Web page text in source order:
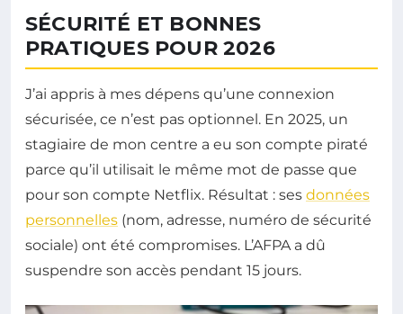
SÉCURITÉ ET BONNES
PRATIQUES POUR 2026
J’ai appris à mes dépens qu’une connexion
sécurisée, ce n’est pas optionnel. En 2025, un
stagiaire de mon centre a eu son compte piraté
parce qu’il utilisait le même mot de passe que
pour son compte Netflix. Résultat : ses données
personnelles (nom, adresse, numéro de sécurité
sociale) ont été compromises. L’AFPA a dû
suspendre son accès pendant 15 jours.